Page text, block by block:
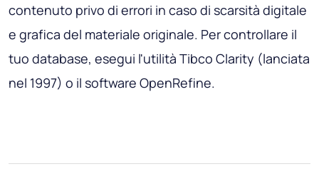
contenuto privo di errori in caso di scarsità digitale
e grafica del materiale originale. Per controllare il
tuo database, esegui l'utilità Tibco Clarity (lanciata
nel 1997) o il software OpenRefine.